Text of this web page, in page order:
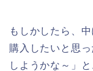
もしかしたら、
購入したいと思
しようかな～」